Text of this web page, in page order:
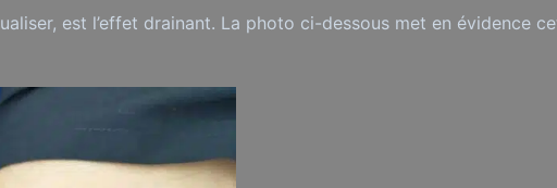
est l’effet drainant. La photo ci-dessous met en évidence